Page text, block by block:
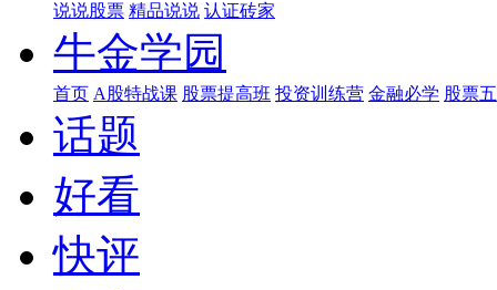
说说股票 精品说说 认证砖家
牛金学园
首页 A股特战课 股票提高班 投资训练营 金融必学 股票
话题
好看
快评